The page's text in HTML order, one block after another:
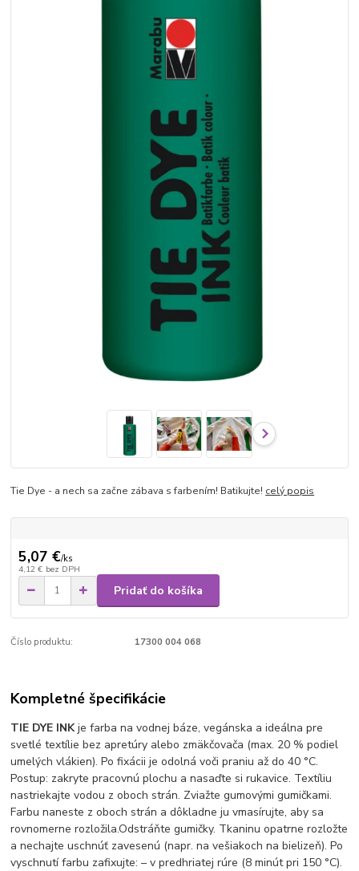
Tie Dye - a nech sa začne zábava s farbením! Batikujte! celý popis
5,07 €/ks
4,12 € bez DPH
Pridať do košíka
Číslo produktu: 17300 004 068
Kompletné špecifikácie
TIE DYE INKje farba na vodnej báze, vegánska a ideálna pre
svetlé textílie bez apretúry alebo zmäkčovača (max. 20 % podiel
umelých vlákien). Po fixácii je odolná voči praniu až do 40 °C.
Postup: zakryte pracovnú plochu a nasaďte si rukavice. Textíliu
nastriekajte vodou z oboch strán. Zviažte gumovými gumičkami.
Farbu naneste z oboch strán a dôkladne ju vmasírujte, aby sa
rovnomerne rozložila.Odstráňte gumičky. Tkaninu opatrne rozložte
a nechajte uschnúť zavesenú (napr. na vešiakoch na bielizeň). Po
vyschnutí farbu zafixujte: – v predhriatej rúre (8 minút pri 150 °C).